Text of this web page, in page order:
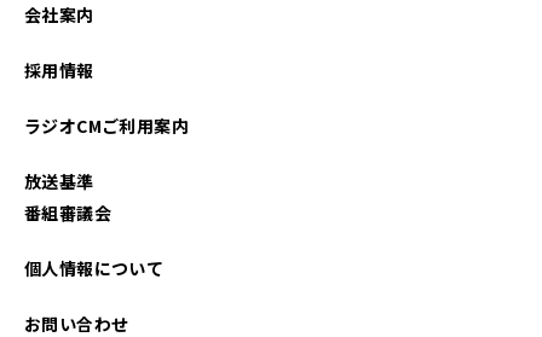
会社案内
採用情報
ラジオCMご利用案内
放送基準
番組審議会
個人情報について
お問い合わせ